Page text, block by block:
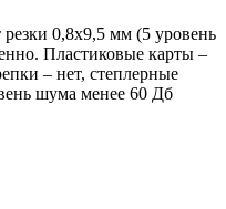
0,8х9,5 мм (5 уровень
Пластиковые карты –
– нет, степлерные
шума менее 60 Дб